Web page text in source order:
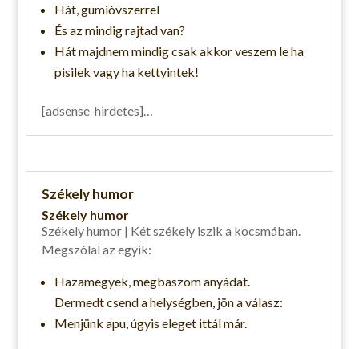
Hát, gumióvszerrel
És az mindig rajtad van?
Hát majdnem mindig csak akkor veszem le ha
pisilek vagy ha kettyintek!
[adsense-hirdetes]…
Székely humor
Székely humor
Székely humor | Két székely iszik a kocsmában.
Megszólal az egyik:
Hazamegyek, megbaszom anyádat.
Dermedt csend a helységben, jön a válasz:
Menjünk apu, úgyis eleget ittál már.